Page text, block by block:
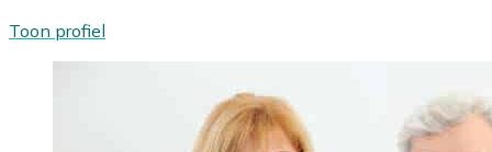
Toon profiel